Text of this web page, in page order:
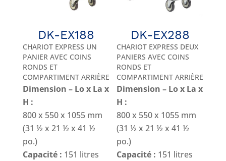
DK-EX188
CHARIOT EXPRESS UN
PANIER AVEC COINS
RONDS ET
COMPARTIMENT ARRIÈRE
Dimension – Lo x La x
H :
800 x 550 x 1055 mm
(31 ½ x 21 ½ x 41 ½
po.)
Capacité : 151 litres
DK-EX288
CHARIOT EXPRESS DEUX
PANIERS AVEC COINS
RONDS ET
COMPARTIMENT ARRIÈRE
Dimension – Lo x La x
H :
800 x 550 x 1055 mm
(31 ½ x 21 ½ x 41 ½
po.)
Capacité : 151 litres